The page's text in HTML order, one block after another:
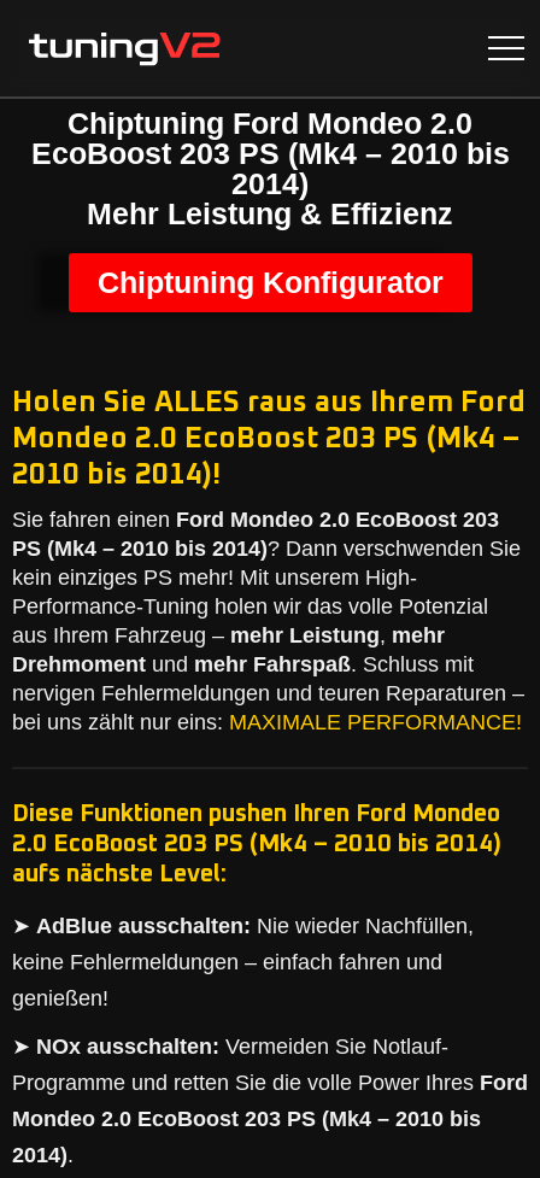
Chiptuning Ford Mondeo 2.0
EcoBoost 203 PS (Mk4 – 2010 bis
2014)
Mehr Leistung & Effizienz
Chiptuning Konfigurator
Holen Sie ALLES raus aus Ihrem Ford
Mondeo 2.0 EcoBoost 203 PS (Mk4 –
2010 bis 2014)!
Sie fahren einen Ford Mondeo 2.0 EcoBoost 203
PS (Mk4 – 2010 bis 2014)? Dann verschwenden Sie
kein einziges PS mehr! Mit unserem High-
Performance-Tuning holen wir das volle Potenzial
aus Ihrem Fahrzeug – mehr Leistung, mehr
Drehmoment und mehr Fahrspaß. Schluss mit
nervigen Fehlermeldungen und teuren Reparaturen –
bei uns zählt nur eins: MAXIMALE PERFORMANCE!
Diese Funktionen pushen Ihren Ford Mondeo
2.0 EcoBoost 203 PS (Mk4 – 2010 bis 2014)
aufs nächste Level:
➤ AdBlue ausschalten: Nie wieder Nachfüllen,
keine Fehlermeldungen – einfach fahren und
genießen!
➤ NOx ausschalten: Vermeiden Sie Notlauf-
Programme und retten Sie die volle Power Ihres Ford
Mondeo 2.0 EcoBoost 203 PS (Mk4 – 2010 bis
2014).